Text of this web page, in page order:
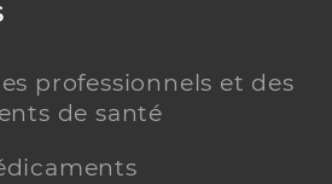
professionnels et des
de santé